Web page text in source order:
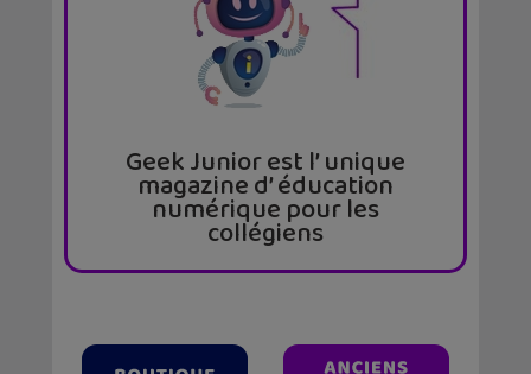
Geek Junior est l’ unique
magazine d’ éducation
numérique pour les
collégiens